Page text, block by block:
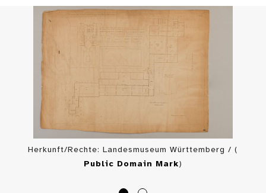
Herkunft/Rechte: Landesmuseum Württemberg / (
Public Domain Mark)